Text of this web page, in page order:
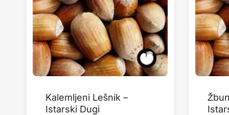
Kalemljeni Lešnik –
Istarski Dugi